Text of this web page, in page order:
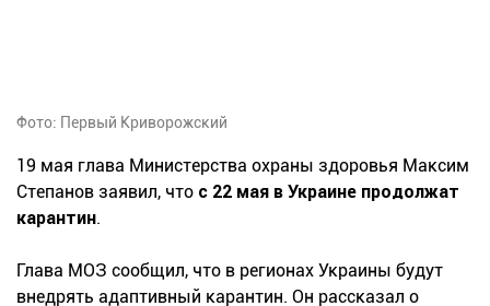
Фото: Первый Криворожский
19 мая глава Министерства охраны здоровья Максим
Степанов заявил, что с 22 мая в Украине продолжат
карантин.
Глава МОЗ сообщил, что в регионах Украины будут
внедрять адаптивный карантин. Он рассказал о